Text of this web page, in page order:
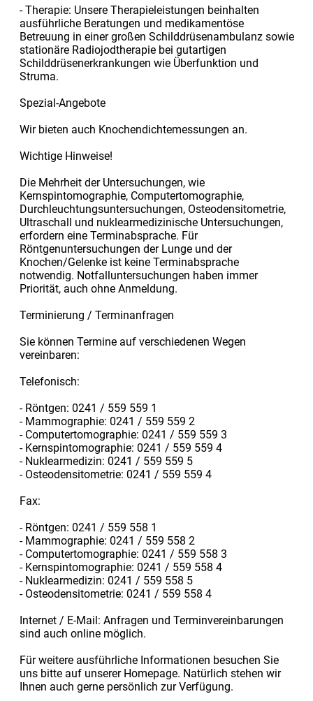
- Therapie: Unsere Therapieleistungen beinhalten
ausführliche Beratungen und medikamentöse
Betreuung in einer großen Schilddrüsenambulanz sowie
stationäre Radiojodtherapie bei gutartigen
Schilddrüsenerkrankungen wie Überfunktion und
Struma.
Spezial-Angebote
Wir bieten auch Knochendichtemessungen an.
Wichtige Hinweise!
Die Mehrheit der Untersuchungen, wie
Kernspintomographie, Computertomographie,
Durchleuchtungsuntersuchungen, Osteodensitometrie,
Ultraschall und nuklearmedizinische Untersuchungen,
erfordern eine Terminabsprache. Für
Röntgenuntersuchungen der Lunge und der
Knochen/Gelenke ist keine Terminabsprache
notwendig. Notfalluntersuchungen haben immer
Priorität, auch ohne Anmeldung.
Terminierung / Terminanfragen
Sie können Termine auf verschiedenen Wegen
vereinbaren:
Telefonisch:
- Röntgen: 0241 / 559 559 1
- Mammographie: 0241 / 559 559 2
- Computertomographie: 0241 / 559 559 3
- Kernspintomographie: 0241 / 559 559 4
- Nuklearmedizin: 0241 / 559 559 5
- Osteodensitometrie: 0241 / 559 559 4
Fax:
- Röntgen: 0241 / 559 558 1
- Mammographie: 0241 / 559 558 2
- Computertomographie: 0241 / 559 558 3
- Kernspintomographie: 0241 / 559 558 4
- Nuklearmedizin: 0241 / 559 558 5
- Osteodensitometrie: 0241 / 559 558 4
Internet / E-Mail: Anfragen und Terminvereinbarungen
sind auch online möglich.
Für weitere ausführliche Informationen besuchen Sie
uns bitte auf unserer Homepage. Natürlich stehen wir
Ihnen auch gerne persönlich zur Verfügung.